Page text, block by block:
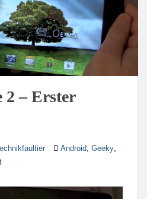
2 – Erster
Android Geeky